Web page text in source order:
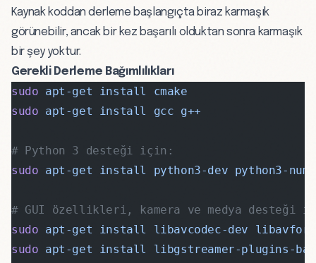
Kaynak koddan derleme başlangıçta biraz karmaşık
görünebilir, ancak bir kez başarılı olduktan sonra karmaşık
bir şey yoktur.
Gerekli Derleme Bağımlılıkları
sudo apt-get install
cmake
sudo apt-get install gcc g++
# Python 3 desteği için:
sudo apt-get install python3-dev python3-
# GUI özellikleri, kamera ve medya desteği
sudo apt-get install libavcodec-dev
sudo apt-get install libgstreamer-plugins-